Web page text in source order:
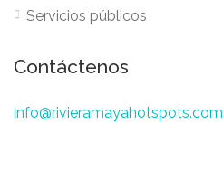
Servicios públicos
Contáctenos
info@rivieramayahotspots.com